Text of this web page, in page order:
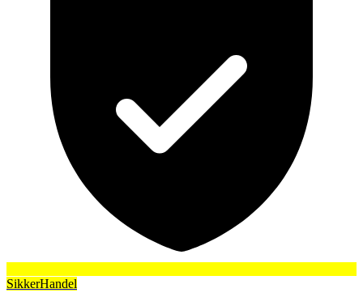
SikkerHandel